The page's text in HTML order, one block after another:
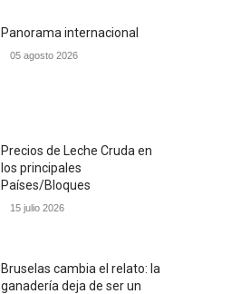
Panorama internacional
05 agosto 2026
Precios de Leche Cruda en
los principales
Países/Bloques
15 julio 2026
Bruselas cambia el relato: la
ganadería deja de ser un